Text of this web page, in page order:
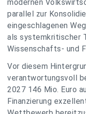
modernen
parallel zur
eingeschlagenen
als systemkritischer
Wissenschafts- und
Vor diesem
verantwortungsvoll
2027 146 Mio. Euro
Finanzierung